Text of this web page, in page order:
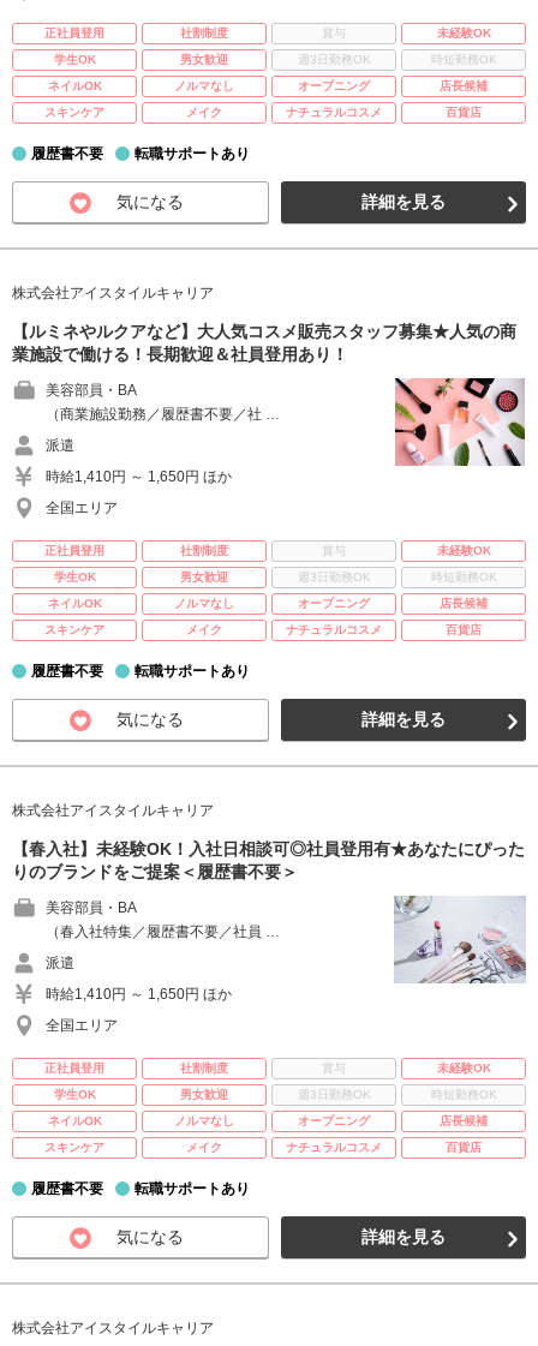
正社員登用 社割制度 賞与
未経験OK
学生OK
男女歓迎 週3日勤務OK
時短勤務OK
ネイルOK
ノルマなし オープニング
店長候補
スキンケア
メイク ナチュラルコスメ 百貨店
履歴書不要 転職サポートあり
気になる 詳細を見る
株式会社アイスタイルキャリア
【ルミネやルクアなど】大人気コスメ販売スタッフ募集★人気の商
業施設で働ける！長期歓迎＆社員登用あり！
美容部員・BA
（商業施設勤務／履歴書不要／社 …
派遣
時給1,410円 ～ 1,650円 ほか
全国エリア
正社員登用 社割制度 賞与
未経験OK
学生OK
男女歓迎 週3日勤務OK
時短勤務OK
ネイルOK
ノルマなし オープニング
店長候補
スキンケア
メイク ナチュラルコスメ 百貨店
履歴書不要 転職サポートあり
気になる 詳細を見る
株式会社アイスタイルキャリア
【春入社】未経験OK！入社日相談可◎社員登用有★あなたにぴった
りのブランドをご提案＜履歴書不要＞
美容部員・BA
（春入社特集／履歴書不要／社員 …
派遣
時給1,410円 ～ 1,650円 ほか
全国エリア
正社員登用 社割制度 賞与
未経験OK
学生OK
男女歓迎 週3日勤務OK
時短勤務OK
ネイルOK
ノルマなし オープニング
店長候補
スキンケア
メイク ナチュラルコスメ 百貨店
履歴書不要 転職サポートあり
気になる 詳細を見る
株式会社アイスタイルキャリア